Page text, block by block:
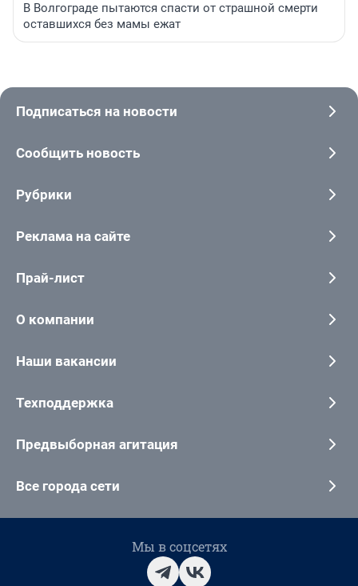
В Волгограде пытаются спасти от страшной смерти
оставшихся без мамы ежат
Подписаться на новости
Сообщить новость
Рубрики
Реклама на сайте
Прай-лист
О компании
Наши вакансии
Техподдержка
Предвыборная агитация
Все города сети
Мы в соцсетях